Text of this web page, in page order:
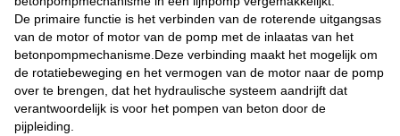
De primaire functie is het verbinden van de roterende uitgangsas
van de motor of motor van de pomp met de inlaatas van het
betonpompmechanisme.Deze verbinding maakt het mogelijk om
de rotatiebeweging en het vermogen van de motor naar de pomp
over te brengen, dat het hydraulische systeem aandrijft dat
verantwoordelijk is voor het pompen van beton door de
pijpleiding.